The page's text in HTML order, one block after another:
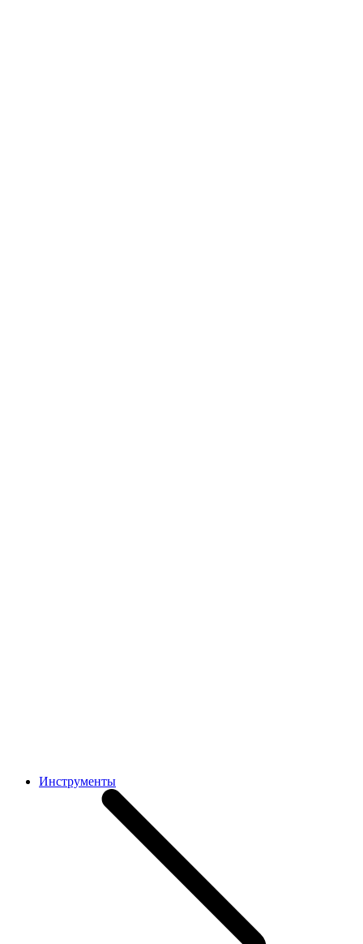
Инструменты